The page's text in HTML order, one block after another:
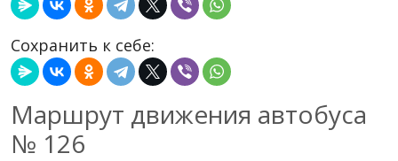
Сохранить к себе:
Маршрут движения автобуса
№ 126